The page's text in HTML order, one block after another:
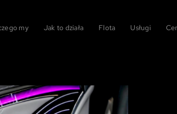
my Jak to działa Flota Usługi